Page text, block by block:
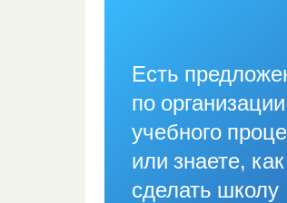
Есть
по организации
учебного
или знаете, как
сделать школу